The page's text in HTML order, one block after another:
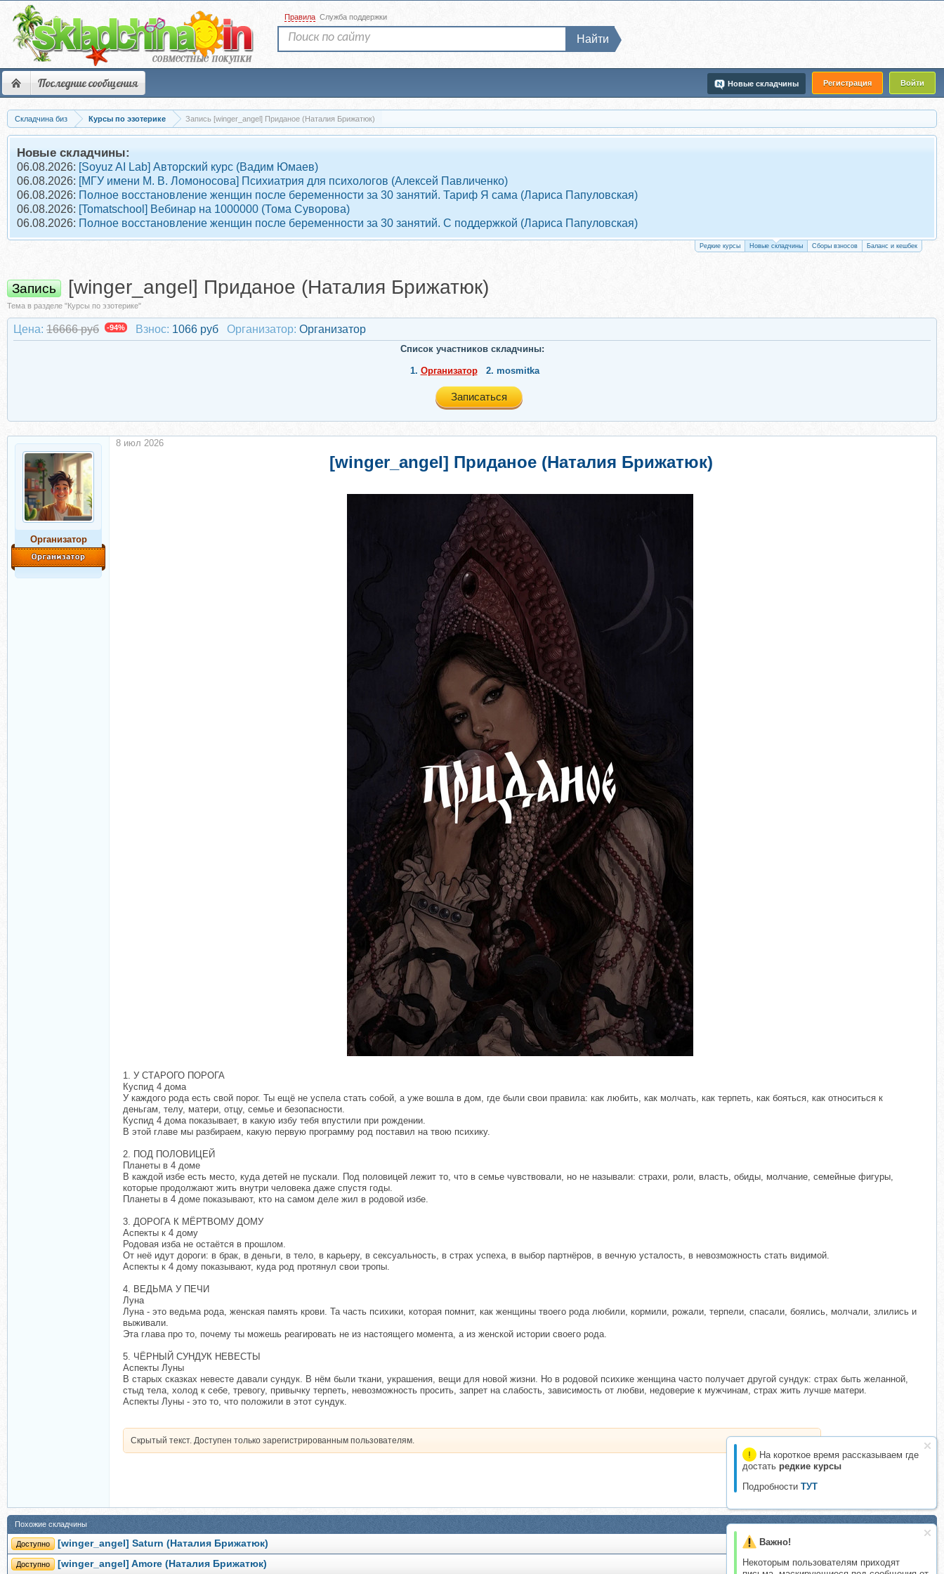
Последние сообщения Регистрация Войти
Новые складчины
Правила Служба поддержки
Найти
Складчина биз Курсы по эзотерике Запись [winger_angel] Приданое (Наталия Брижатюк)
Новые складчины:
06.08.2026: [Soyuz AI Lab] Авторский курс (Вадим Юмаев)
06.08.2026: [МГУ имени М. В. Ломоносова] Психиатрия для психологов (Алексей Павличенко)
06.08.2026: Полное восстановление женщин после беременности за 30 занятий. Тариф Я сама (Лариса Папуловская)
06.08.2026: [Tomatschool] Вебинар на 1000000 (Тома Суворова)
06.08.2026: Полное восстановление женщин после беременности за 30 занятий. С поддержкой (Лариса Папуловская)
Редкие курсы Новые складчины Сборы взносов Баланс и кешбек
На короткое время рассказываем где
достать редкие курсы
Подробности ТУТ
Важно!
Некоторым пользователям приходят
Запись [winger_angel] Приданое (Наталия Брижатюк)
Тема в разделе "Курсы по эзотерике"
Цена: 16666 руб -94% Взнос: 1066 руб Организатор: Организатор
Список участников складчины:
1. Организатор 2. mosmitka
Записаться
Организатор
[winger_angel] Приданое (Наталия Брижатюк)
1. У СТАРОГО ПОРОГА
Куспид 4 дома
У каждого рода есть свой порог. Ты ещё не успела стать собой, а уже вошла в дом, где были свои правила: как любить, как молчать, как терпеть, как бояться, как относиться к
деньгам, телу, матери, отцу, семье и безопасности.
Куспид 4 дома показывает, в какую избу тебя впустили при рождении.
В этой главе мы разбираем, какую первую программу род поставил на твою психику.
2. ПОД ПОЛОВИЦЕЙ
Планеты в 4 доме
В каждой избе есть место, куда детей не пускали. Под половицей лежит то, что в семье чувствовали, но не называли: страхи, роли, власть, обиды, молчание, семейные фигуры,
которые продолжают жить внутри человека даже спустя годы.
Планеты в 4 доме показывают, кто на самом деле жил в родовой избе.
3. ДОРОГА К МЁРТВОМУ ДОМУ
Аспекты к 4 дому
Родовая изба не остаётся в прошлом.
От неё идут дороги: в брак, в деньги, в тело, в карьеру, в сексуальность, в страх успеха, в выбор партнёров, в вечную усталость, в невозможность стать видимой.
Аспекты к 4 дому показывают, куда род протянул свои тропы.
4. ВЕДЬМА У ПЕЧИ
Луна
Луна - это ведьма рода, женская память крови. Та часть психики, которая помнит, как женщины твоего рода любили, кормили, рожали, терпели, спасали, боялись, молчали, злились и
выживали.
Эта глава про то, почему ты можешь реагировать не из настоящего момента, а из женской истории своего рода.
5. ЧЁРНЫЙ СУНДУК НЕВЕСТЫ
Аспекты Луны
В старых сказках невесте давали сундук. В нём были ткани, украшения, вещи для новой жизни. Но в родовой психике женщина часто получает другой сундук: страх быть желанной,
стыд тела, холод к себе, тревогу, привычку терпеть, невозможность просить, запрет на слабость, зависимость от любви, недоверие к мужчинам, страх жить лучше матери.
Аспекты Луны - это то, что положили в этот сундук.
Скрытый текст. Доступен только зарегистрированным пользователям.
8 июл 2026
Похожие складчины
Доступно [winger_angel] Saturn (Наталия Брижатюк)
Доступно [winger_angel] Amore (Наталия Брижатюк)